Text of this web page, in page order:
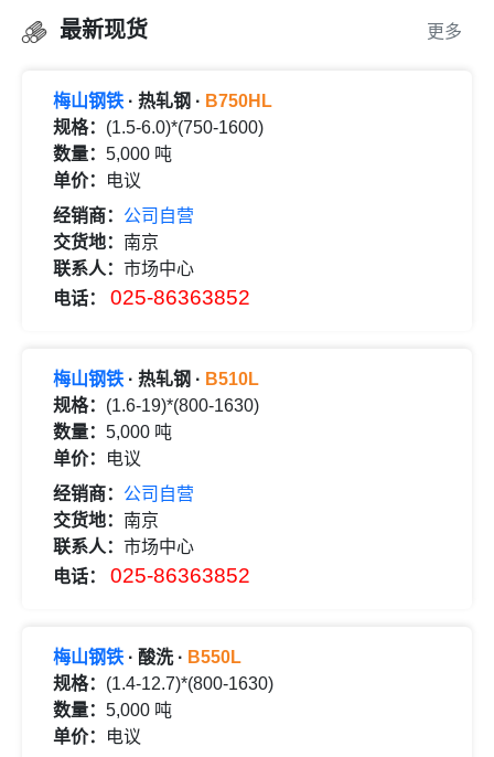
最新现货 更多
梅山钢铁 · 热轧钢 · B750HL
规格： (1.5-6.0)*(750-1600)
数量： 5,000 吨
单价：
电议
经销商： 公司自营
交货地： 南京
联系人： 市场中心
电话：
025-86363852
梅山钢铁 · 热轧钢 · B510L
规格： (1.6-19)*(800-1630)
数量： 5,000 吨
单价：
电议
经销商： 公司自营
交货地： 南京
联系人： 市场中心
电话：
025-86363852
梅山钢铁 · 酸洗 · B550L
规格： (1.4-12.7)*(800-1630)
数量： 5,000 吨
单价：
电议